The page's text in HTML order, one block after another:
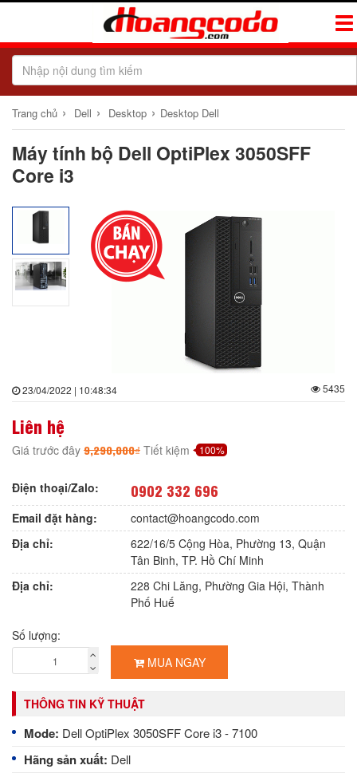
Trang chủ › Dell › Desktop › Desktop Dell
Máy tính bộ Dell OptiPlex 3050SFF
Core i3
23/04/2022 | 10:48:34 5435
Liên hệ
Giá trước đây 9,290,000₫ Tiết kiệm 100%
Điện thoại/Zalo: 0902 332 696
Email đặt hàng:
contact@hoangcodo.com
Địa chỉ:
622/16/5 Cộng Hòa, Phường 13, Quận
Tân Binh, TP. Hồ Chí Minh
Địa chỉ:
228 Chi Lăng, Phường Gia Hội, Thành
Phố Huế
Số lượng:
MUA NGAY
THÔNG TIN KỸ THUẬT
Mode: Dell OptiPlex 3050SFF Core i3 - 7100
Hãng sản xuất: Dell